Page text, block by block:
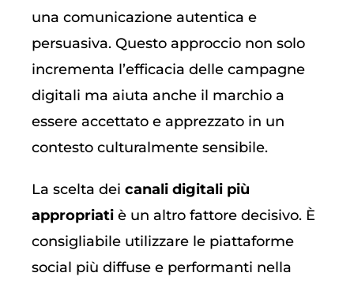
una comunicazione autentica e
persuasiva. Questo approccio non solo
incrementa l’efficacia delle campagne
digitali ma aiuta anche il marchio a
essere accettato e apprezzato in un
contesto culturalmente sensibile.
La scelta dei canali digitali più
appropriati è un altro fattore decisivo. È
consigliabile utilizzare le piattaforme
social più diffuse e performanti nella